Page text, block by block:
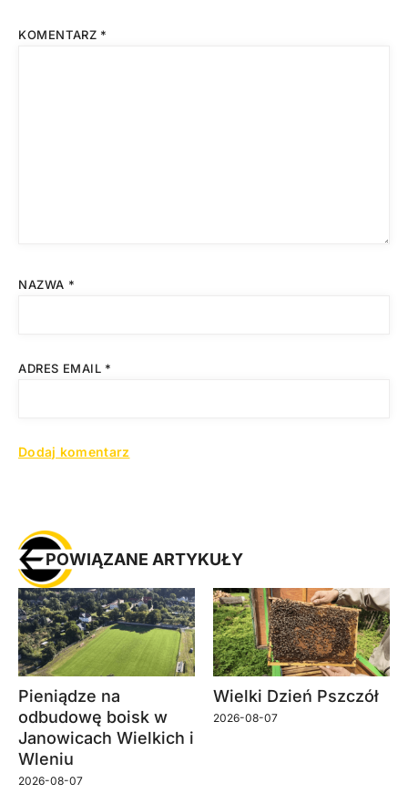
KOMENTARZ *
NAZWA *
ADRES EMAIL *
POWIĄZANE ARTYKUŁY
Pieniądze na
odbudowę boisk w
Janowicach Wielkich i
Wleniu
2026-08-07
Wielki Dzień Pszczół
2026-08-07